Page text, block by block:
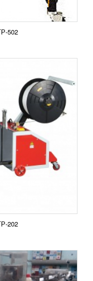
502
202
САЛФЕТОК
в сравнение